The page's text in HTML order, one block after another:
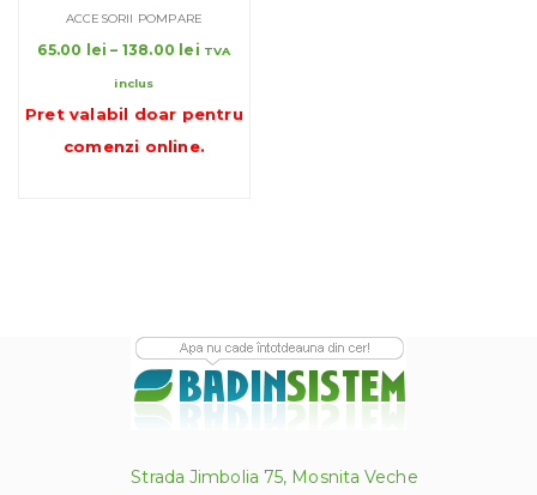
ACCESORII POMPARE
65.00 lei – 138.00 leiInterval
65.00 lei
până
TVA
inclus
Pret valabil doar pentru
comenzi online.
Strada Jimbolia 75, Mosnita Veche